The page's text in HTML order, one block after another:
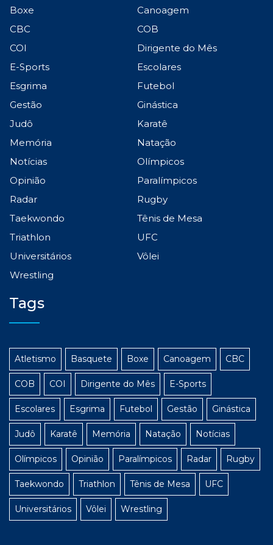
Boxe
Canoagem
CBC
COB
COI
Dirigente do Mês
E-Sports
Escolares
Esgrima
Futebol
Gestão
Ginástica
Judô
Karatê
Memória
Natação
Notícias
Olímpicos
Opinião
Paralímpicos
Radar
Rugby
Taekwondo
Tênis de Mesa
Triathlon
UFC
Universitários
Vôlei
Wrestling
Tags
Atletismo Basquete Boxe Canoagem CBC
COB COI Dirigente do Mês E-Sports
Escolares Esgrima Futebol Gestão Ginástica
Judô Karatê Memória Natação Notícias
Olímpicos Opinião Paralímpicos Radar Rugby
Taekwondo Triathlon Tênis de Mesa UFC
Universitários Vôlei Wrestling